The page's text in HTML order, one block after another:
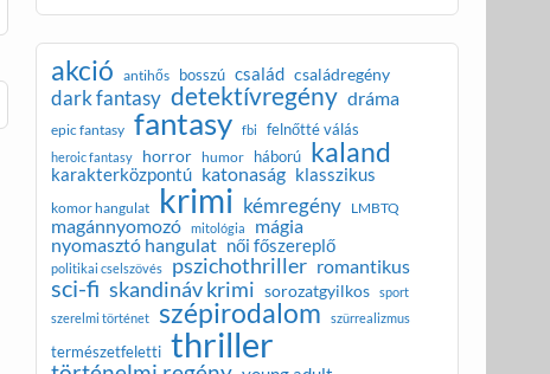
akció antihős bosszú család családregény
dark fantasy detektívregény dráma
epic fantasy fantasy fbi felnőtté válás
heroic fantasy horror humor háború kaland
karakterközpontú katonaság klasszikus
komor hangulat krimi kémregény LMBTQ
magánnyomozó mitológia mágia
nyomasztó hangulat női főszereplő
politikai cselszövés pszichothriller romantikus
sci-fi skandináv krimi sorozatgyilkos
sport
szerelmi történet
szépirodalom szürrealizmus
természetfeletti thriller